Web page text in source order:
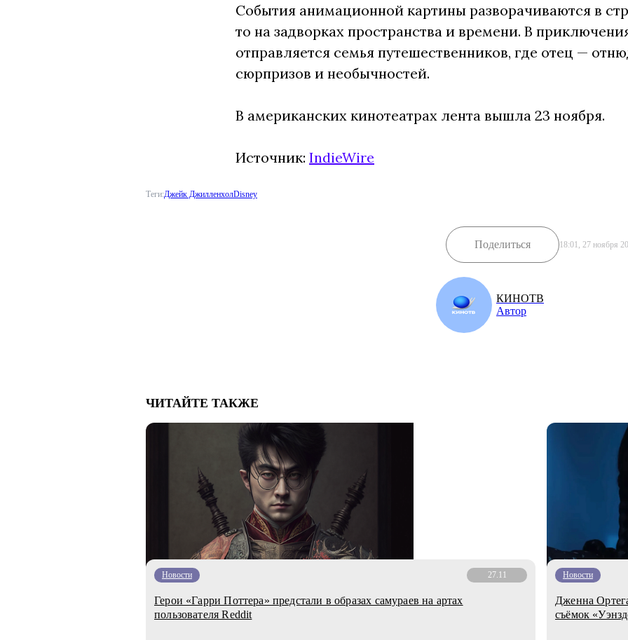
События анимационной картины разворачиваются в
то на задворках пространства и времени. В
отправляется семья путешественников, где отец —
сюрпризов и необычностей.
В американских кинотеатрах лента вышла 23 ноября.
Источник: IndieWire
Теги:Джейк ДжилленхолDisney
Поделиться 18:01, 27 ноября
КИНОТВ
Автор
ЧИТАЙТЕ ТАКЖЕ
Новости 27.11
Герои «Гарри Поттера» предстали в образах самураев на артах
пользователя Reddit
Новости
Дженна
съёмок